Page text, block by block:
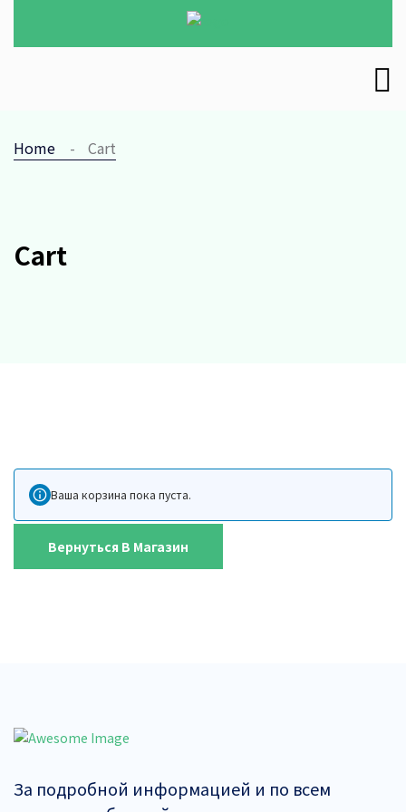
Home Cart
Cart
Ваша корзина пока пуста.
Вернуться В Магазин
За подробной информацией и по всем